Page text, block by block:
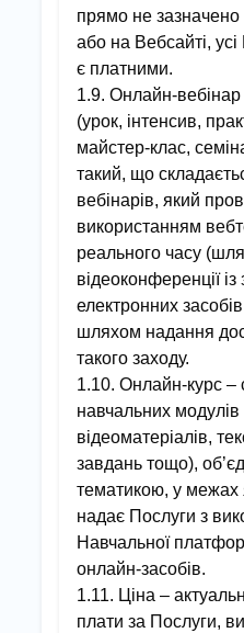
прямо не зазначено
або на Вебсайті,
є платними.
1.9. Онлайн-вебінар
(урок, інтенсив,
майстер-клас,
такий, що
вебінарів, який
використанням
реального часу
відеоконференції
електронних
шляхом надання
такого заходу.
1.10. Онлайн-курс –
навчальних модулів
відеоматеріалів,
завдань тощо),
тематикою, у межах
надає Послуги з
Навчальної
онлайн-засобів.
1.11. Ціна –
плати за Послуги,